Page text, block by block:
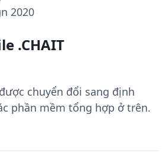
2020
.CHAIT
chuyển đổi sang định
phần mềm tổng hợp ở trên.